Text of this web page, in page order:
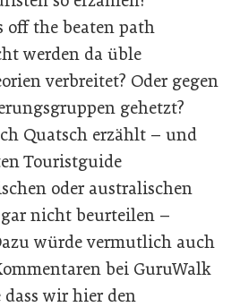
off the beaten path
werden da üble
verbreitet? Oder gegen
gehetzt?
Quatsch erzählt – und
Touristguide
oder australischen
gar nicht beurteilen –
würde vermutlich auch
bei GuruWalk
wir hier den